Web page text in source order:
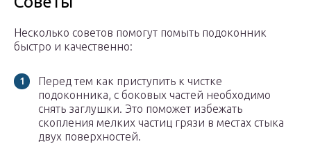
Несколько советов помогут помыть подоконник
быстро и качественно:
Перед тем как приступить к чистке
подоконника, с боковых частей необходимо
снять заглушки. Это поможет избежать
скопления мелких частиц грязи в местах стыка
двух поверхностей.